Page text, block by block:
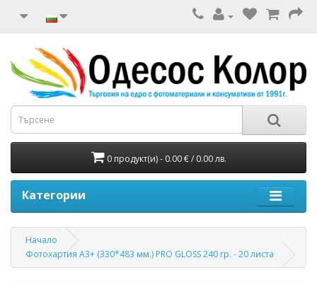
0 продукт(и) - 0.00 € / 0.00 лв.
Категории
Начало
Фотохартия А3+ (330*483 мм.) PRO GLOSS 240 гр. - 20 листа